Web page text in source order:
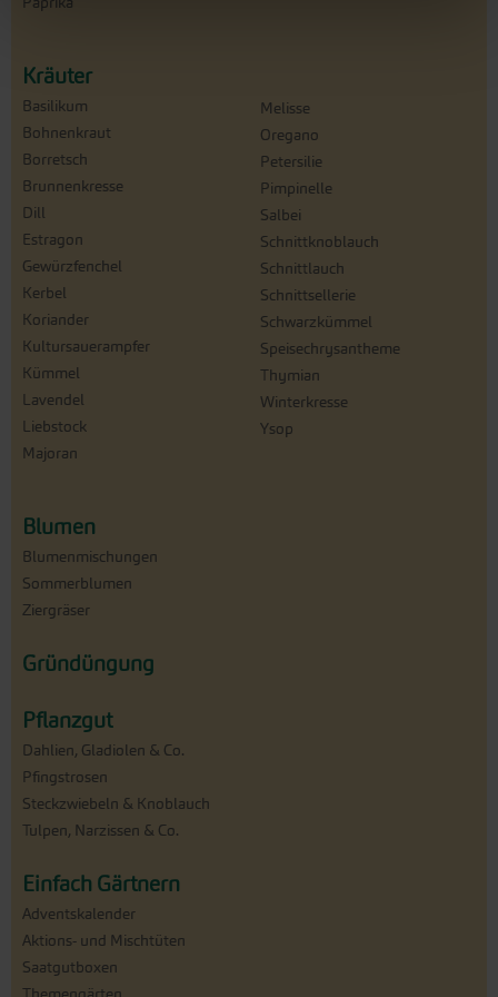
Kräuter
Basilikum
Bohnenkraut
Borretsch
Brunnenkresse
Dill
Estragon
Gewürzfenchel
Kerbel
Koriander
Kultursauerampfer
Kümmel
Lavendel
Liebstock
Majoran
Melisse
Oregano
Petersilie
Pimpinelle
Salbei
Schnittknoblauch
Schnittlauch
Schnittsellerie
Schwarzkümmel
Speisechrysantheme
Thymian
Winterkresse
Ysop
Blumen
Blumenmischungen
Sommerblumen
Ziergräser
Gründüngung
Pflanzgut
Dahlien, Gladiolen & Co.
Pfingstrosen
Steckzwiebeln & Knoblauch
Tulpen, Narzissen & Co.
Einfach Gärtnern
Adventskalender
Aktions- und Mischtüten
Saatgutboxen